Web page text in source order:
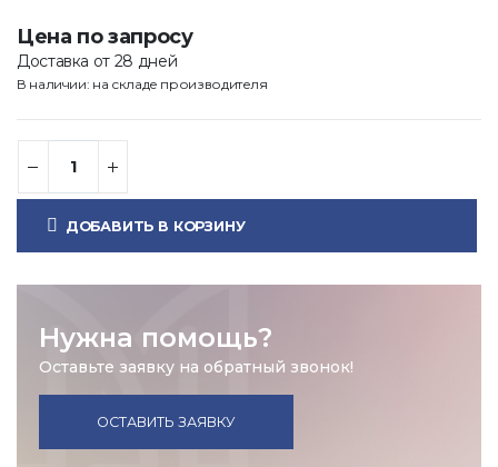
Цена по запросу
Доставка от 28 дней
В наличии: на складе производителя
ДОБАВИТЬ В КОРЗИНУ
Нужна помощь?
Оставьте заявку на обратный звонок!
ОСТАВИТЬ ЗАЯВКУ